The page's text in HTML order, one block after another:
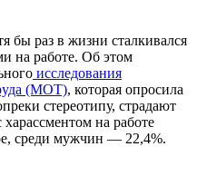
бы раз в жизни сталкивался
на работе. Об этом
исследования
(МОТ), которая опросила
стереотипу, страдают
на работе
среди мужчин — 22,4%.